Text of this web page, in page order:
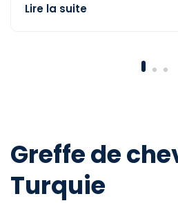
Lire la suite
Greffe de
Turquie